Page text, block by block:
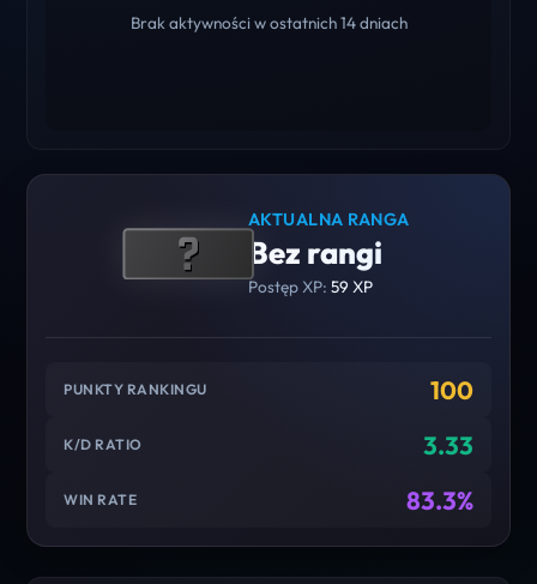
Brak aktywności w ostatnich 14 dniach
AKTUALNA RANGA
Bez rangi
Postęp XP: 59 XP
PUNKTY RANKINGU 100
K/D RATIO 3.33
WIN RATE 83.3%